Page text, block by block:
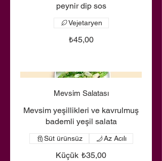
peynir dip sos
₺45,00
Vejetaryen
Mevsim Salatası
Mevsim yeşillikleri ve kavrulmuş
bademli yeşil salata
Küçük ₺35,00
Süt ürünsüz Az Acılı